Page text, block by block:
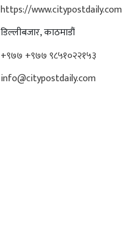
https://www.citypostdaily.com
डिल्लीबजार, काठमाडौं
+९७७ +९७७ ९८५१०२२१५३
info@citypostdaily.com